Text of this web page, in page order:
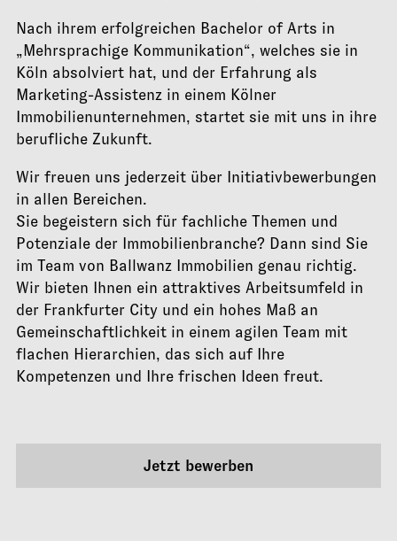
Nach ihrem erfolgreichen Bachelor of Arts in
„Mehrsprachige Kommunikation“, welches sie in
Köln absolviert hat, und der Erfahrung als
Marketing-Assistenz in einem Kölner
Immobilienunternehmen, startet sie mit uns in ihre
berufliche Zukunft.
Wir freuen uns jederzeit über Initiativbewerbungen
in allen Bereichen.
Sie begeistern sich für fachliche Themen und
Potenziale der Immobilienbranche? Dann sind Sie
im Team von Ballwanz Immobilien genau richtig.
Wir bieten Ihnen ein attraktives Arbeitsumfeld in
der Frankfurter City und ein hohes Maß an
Gemeinschaftlichkeit in einem agilen Team mit
flachen Hierarchien, das sich auf Ihre
Kompetenzen und Ihre frischen Ideen freut.
Jetzt bewerben